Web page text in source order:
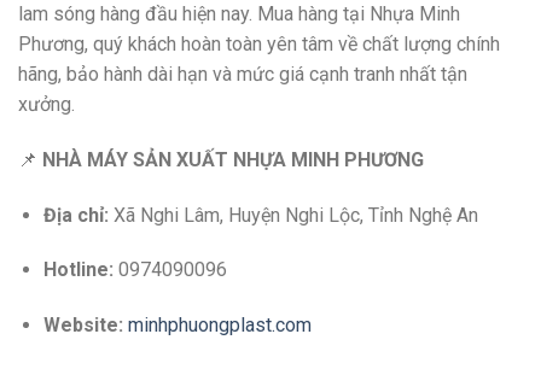
lam sóng hàng đầu hiện nay. Mua hàng tại Nhựa Minh
Phương, quý khách hoàn toàn yên tâm về chất lượng chính
hãng, bảo hành dài hạn và mức giá cạnh tranh nhất tận
xưởng.
📌 NHÀ MÁY SẢN XUẤT NHỰA MINH PHƯƠNG
Địa chỉ: Xã Nghi Lâm, Huyện Nghi Lộc, Tỉnh Nghệ An
Hotline: 0974090096
Website: minhphuongplast.com